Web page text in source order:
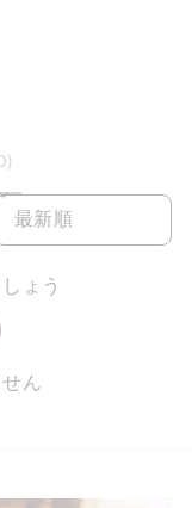
REVIEWS BY
ょう
ん